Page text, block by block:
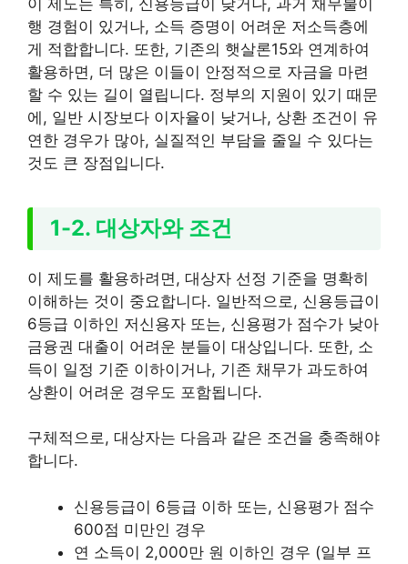
이 제도는 특히, 신용등급이 낮거나, 과거 채무불이
행 경험이 있거나, 소득 증명이 어려운 저소득층에
게 적합합니다. 또한, 기존의 햇살론15와 연계하여
활용하면, 더 많은 이들이 안정적으로 자금을 마련
할 수 있는 길이 열립니다. 정부의 지원이 있기 때문
에, 일반 시장보다 이자율이 낮거나, 상환 조건이 유
연한 경우가 많아, 실질적인 부담을 줄일 수 있다는
것도 큰 장점입니다.
1-2. 대상자와 조건
이 제도를 활용하려면, 대상자 선정 기준을 명확히
이해하는 것이 중요합니다. 일반적으로, 신용등급이
6등급 이하인 저신용자 또는, 신용평가 점수가 낮아
금융권 대출이 어려운 분들이 대상입니다. 또한, 소
득이 일정 기준 이하이거나, 기존 채무가 과도하여
상환이 어려운 경우도 포함됩니다.
구체적으로, 대상자는 다음과 같은 조건을 충족해야
합니다.
신용등급이 6등급 이하 또는, 신용평가 점수
600점 미만인 경우
연 소득이 2,000만 원 이하인 경우 (일부 프